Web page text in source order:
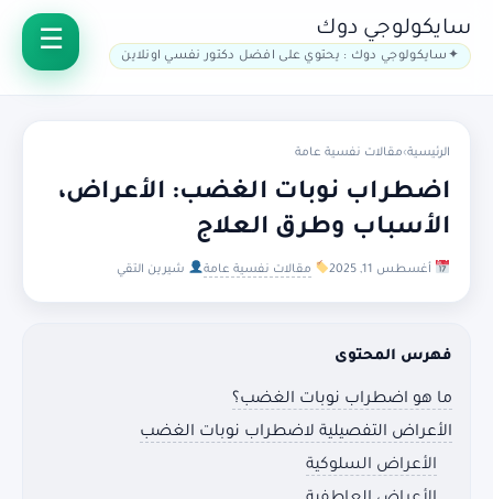
سايكولوجي دوك
سايكولوجي دوك : يحتوي على افضل دكتور نفسي اونلاين
الرئيسية›مقالات نفسية عامة
اضطراب نوبات الغضب: الأعراض،
الأسباب وطرق العلاج
أغسطس 11, 2025 مقالات نفسية عامة شيرين التقي
فهرس المحتوى
ما هو اضطراب نوبات الغضب؟
الأعراض التفصيلية لاضطراب نوبات الغضب
الأعراض السلوكية